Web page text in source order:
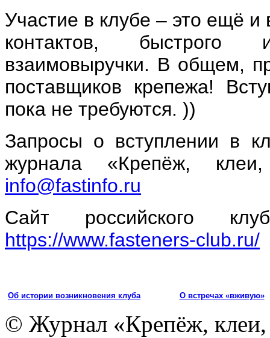
Участие в клубе – это ещё
контактов, быстрого
взаимовыручки. В общем,
поставщиков крепежа!
пока не требуются. ))
Запросы о вступлении в
журнала «Крепёж,
info@fastinfo.ru
Сайт российского
https://www.fasteners-club.ru/
Об истории возникновения клуба О встречах «вживую»
© Журнал «Крепёж, клеи,